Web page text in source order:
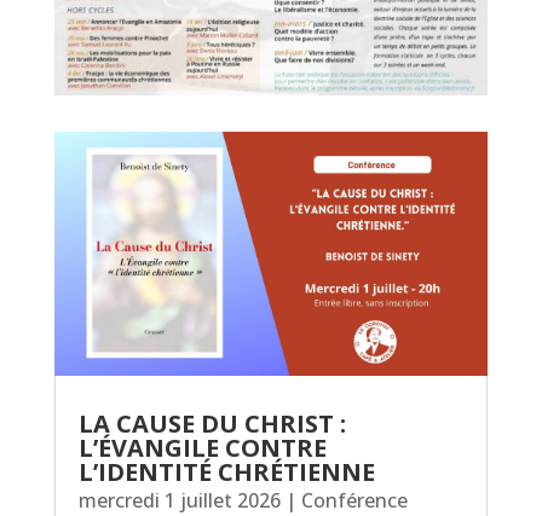
LA CAUSE DU CHRIST :
L’ÉVANGILE CONTRE
L’IDENTITÉ CHRÉTIENNE
mercredi 1 juillet 2026| Conférence